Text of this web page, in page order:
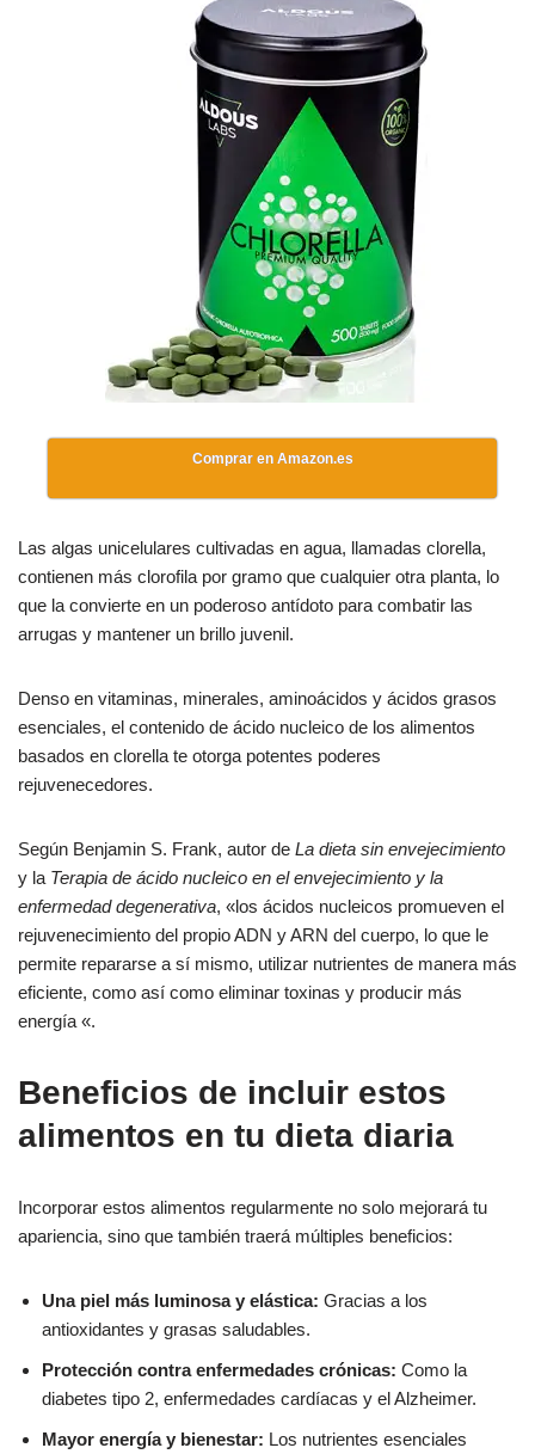
Comprar en Amazon.es
Las algas unicelulares cultivadas en agua, llamadas clorella,
contienen más clorofila por gramo que cualquier otra planta, lo
que la convierte en un poderoso antídoto para combatir las
arrugas y mantener un brillo juvenil.
Denso en vitaminas, minerales, aminoácidos y ácidos grasos
esenciales, el contenido de ácido nucleico de los alimentos
basados en clorella te otorga potentes poderes
rejuvenecedores.
Según Benjamin S. Frank, autor de La dieta sin envejecimiento
y la Terapia de ácido nucleico en el envejecimiento y la
enfermedad degenerativa, «los ácidos nucleicos promueven el
rejuvenecimiento del propio ADN y ARN del cuerpo, lo que le
permite repararse a sí mismo, utilizar nutrientes de manera más
eficiente, como así como eliminar toxinas y producir más
energía «.
Beneficios de incluir estos
alimentos en tu dieta diaria
Incorporar estos alimentos regularmente no solo mejorará tu
apariencia, sino que también traerá múltiples beneficios:
Una piel más luminosa y elástica: Gracias a los
antioxidantes y grasas saludables.
Protección contra enfermedades crónicas: Como la
diabetes tipo 2, enfermedades cardíacas y el Alzheimer.
Mayor energía y bienestar: Los nutrientes esenciales